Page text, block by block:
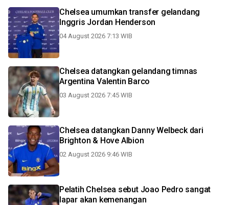
Chelsea umumkan transfer gelandang
Inggris Jordan Henderson
04 August 2026 7:13 WIB
Chelsea datangkan gelandang timnas
Argentina Valentin Barco
03 August 2026 7:45 WIB
Chelsea datangkan Danny Welbeck dari
Brighton & Hove Albion
02 August 2026 9:46 WIB
Pelatih Chelsea sebut Joao Pedro sangat
lapar akan kemenangan